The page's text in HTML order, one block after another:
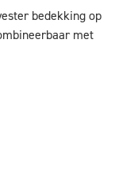
bedekking op
met